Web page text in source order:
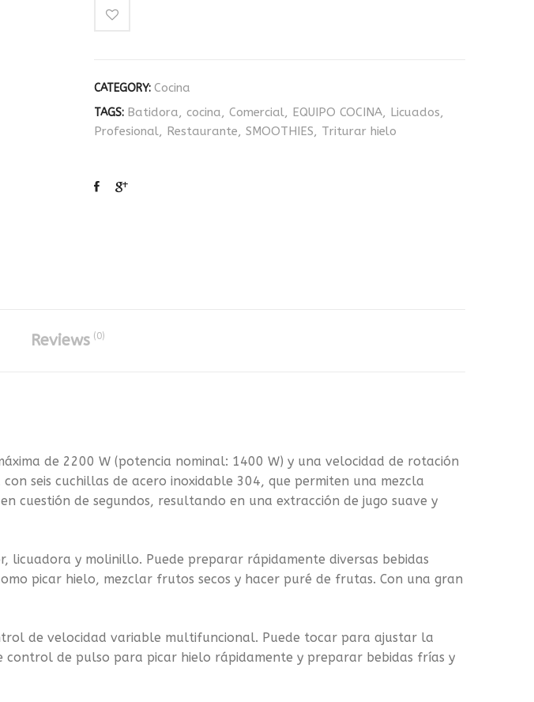
CATEGORY: Cocina
TAGS: Batidora, cocina, Comercial, EQUIPO COCINA, Licuados,
Profesional, Restaurante, SMOOTHIES, Triturar hielo
Reviews(0)
de 2200 W (potencia nominal: 1400 W) y una velocidad de rotación
seis cuchillas de acero inoxidable 304, que permiten una mezcla
cuestión de segundos, resultando en una extracción de jugo suave y
licuadora y molinillo. Puede preparar rápidamente diversas bebidas
picar hielo, mezclar frutos secos y hacer puré de frutas. Con una gran
de velocidad variable multifuncional. Puede tocar para ajustar la
de pulso para picar hielo rápidamente y preparar bebidas frías y